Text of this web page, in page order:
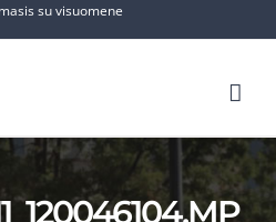
su visuomene